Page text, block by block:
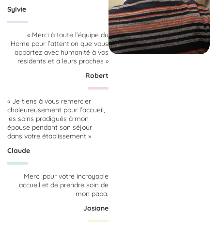
Sylvie
« Merci à toute l’équipe du
Home pour l’attention que vous
apportez avec humanité à vos
résidents et à leurs proches »
Robert
« Je tiens à vous remercier
chaleureusement pour l’accueil,
les soins prodigués à mon
épouse pendant son séjour
dans votre établissement »
Claude
Merci pour votre incroyable
accueil et de prendre soin de
mon papa.
Josiane